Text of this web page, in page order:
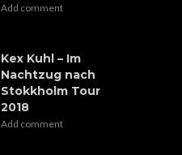
Add comment
Kex Kuhl – Im
Nachtzug nach
Stokkholm Tour
2018
Add comment